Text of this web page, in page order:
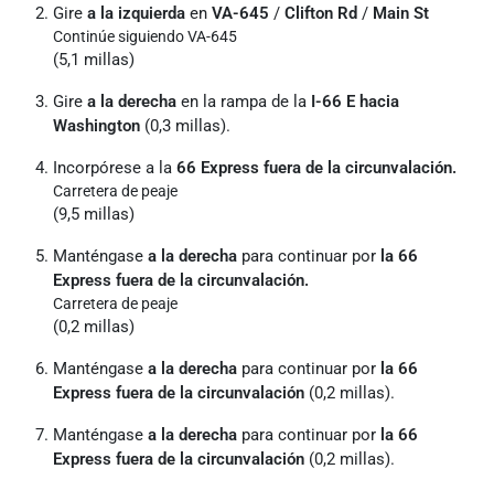
Gire a la izquierda en VA-645 / Clifton Rd / Main St
Continúe siguiendo VA-645
(5,1 millas)
Gire a la derecha en la rampa de la I-66 E hacia
Washington (0,3 millas).
Incorpórese a la 66 Express fuera de la circunvalación.
Carretera de peaje
(9,5 millas)
Manténgase a la derecha para continuar por la 66
Express fuera de la circunvalación.
Carretera de peaje
(0,2 millas)
Manténgase a la derecha para continuar por la 66
Express fuera de la circunvalación (0,2 millas).
Manténgase a la derecha para continuar por la 66
Express fuera de la circunvalación (0,2 millas).